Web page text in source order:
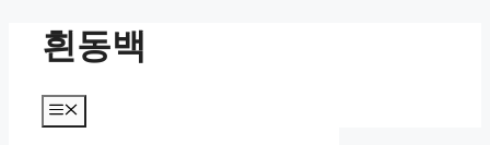
흰동백
메
뉴